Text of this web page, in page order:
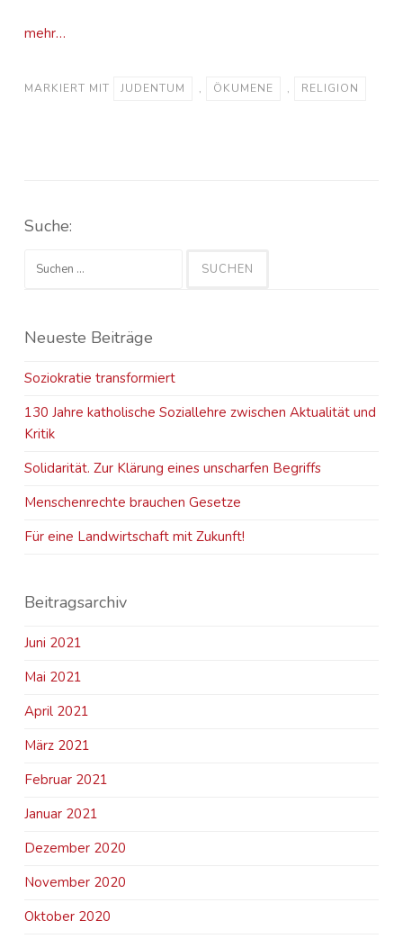
mehr…
MARKIERT MIT JUDENTUM , ÖKUMENE , RELIGION
Suche:
Neueste Beiträge
Soziokratie transformiert
130 Jahre katholische Soziallehre zwischen Aktualität und
Kritik
Solidarität. Zur Klärung eines unscharfen Begriffs
Menschenrechte brauchen Gesetze
Für eine Landwirtschaft mit Zukunft!
Beitragsarchiv
Juni 2021
Mai 2021
April 2021
März 2021
Februar 2021
Januar 2021
Dezember 2020
November 2020
Oktober 2020